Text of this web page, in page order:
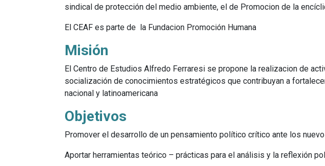
sindical de protección del medio ambiente, el de Promocion de la
El CEAF es parte de la Fundacion Promoción Humana
Misión
El Centro de Estudios Alfredo Ferraresi se propone la realizacion de
socialización de conocimientos estratégicos que contribuyan a
nacional y latinoamericana
Objetivos
Promover el desarrollo de un pensamiento político crítico ante los
Aportar herramientas teórico – prácticas para el análisis y la reflexión